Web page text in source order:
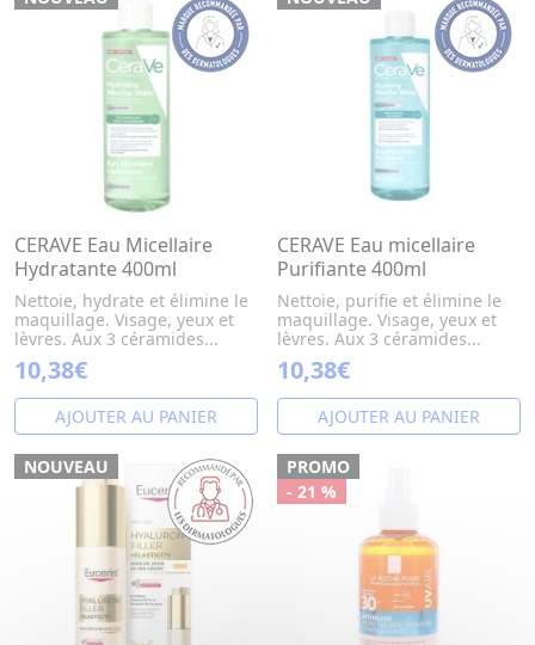
CERAVE Eau Micellaire
Hydratante 400ml
Nettoie, hydrate et élimine le
maquillage. Visage, yeux et
lèvres. Aux 3 céramides...
10,38€
AJOUTER AU PANIER
CERAVE Eau micellaire
Purifiante 400ml
Nettoie, purifie et élimine le
maquillage. Visage, yeux et
lèvres. Aux 3 céramides...
10,38€
AJOUTER AU PANIER
NOUVEAU
PROMO
- 21 %